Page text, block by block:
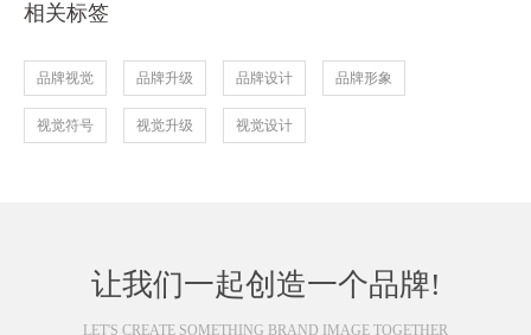
相关标签
品牌视觉 品牌升级 品牌设计 品牌形象
视觉符号 视觉升级 视觉设计
让我们一起创造一个品牌!
LET'S CREATE SOMETHING BRAND IMAGE TOGETHER